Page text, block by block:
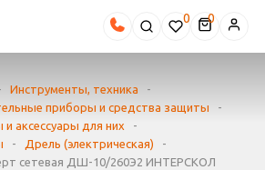
0
Инструменты, техника
-
приборы и средства защиты
-
аксессуары для них
-
- Дрель (электрическая)
-
сетевая ДШ-10/260Э2 ИНТЕРСКОЛ